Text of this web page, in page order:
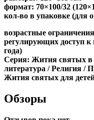
формат: 70×100/32
кол-во в упаковке (для
возрастные
регулирующих доступ к
года)
Серия: Жития святых в
литература / Религия /
Жития святых для
Обзоры